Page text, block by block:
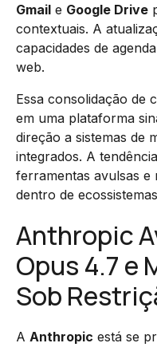
Gmail e Google Drive
contextuais. A
capacidades de
web.
Essa consolidação de
em uma plataforma
direção a sistemas de
integrados. A
ferramentas avulsas e
dentro de
Anthropic
Opus 4.7 e
Sob
A Anthropic está se